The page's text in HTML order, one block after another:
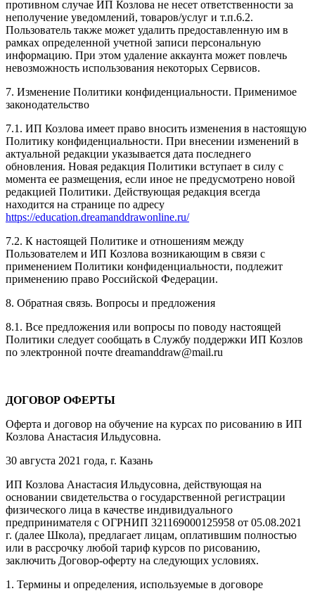
противном случае ИП Козлова не несет ответственности за
неполучение уведомлений, товаров/услуг и т.п.6.2.
Пользователь также может удалить предоставленную им в
рамках определенной учетной записи персональную
информацию. При этом удаление аккаунта может повлечь
невозможность использования некоторых Сервисов.
7. Изменение Политики конфиденциальности. Применимое
законодательство
7.1. ИП Козлова имеет право вносить изменения в настоящую
Политику конфиденциальности. При внесении изменений в
актуальной редакции указывается дата последнего
обновления. Новая редакция Политики вступает в силу с
момента ее размещения, если иное не предусмотрено новой
редакцией Политики. Действующая редакция всегда
находится на странице по адресу
https://education.dreamanddrawonline.ru/
7.2. К настоящей Политике и отношениям между
Пользователем и ИП Козлова возникающим в связи с
применением Политики конфиденциальности, подлежит
применению право Российской Федерации.
8. Обратная связь. Вопросы и предложения
8.1. Все предложения или вопросы по поводу настоящей
Политики следует сообщать в Службу поддержки ИП Козлов
по электронной почте dreamanddraw@mail.ru
ДОГОВОР ОФЕРТЫ
Оферта и договор на обучение на курсах по рисованию в ИП
Козлова Анастасия Ильдусовна.
30 августа 2021 года, г. Казань
ИП Козлова Анастасия Ильдусовна, действующая на
основании свидетельства о государственной регистрации
физического лица в качестве индивидуального
предпринимателя с ОГРНИП 321169000125958 от 05.08.2021
г. (далее Школа), предлагает лицам, оплатившим полностью
или в рассрочку любой тариф курсов по рисованию,
заключить Договор-оферту на следующих условиях.
1. Термины и определения, используемые в договоре